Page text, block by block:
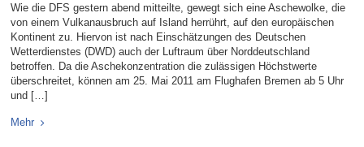
Wie die DFS gestern abend mitteilte, gewegt sich eine Aschewolke, die
von einem Vulkanausbruch auf Island herrührt, auf den europäischen
Kontinent zu. Hiervon ist nach Einschätzungen des Deutschen
Wetterdienstes (DWD) auch der Luftraum über Norddeutschland
betroffen. Da die Aschekonzentration die zulässigen Höchstwerte
überschreitet, können am 25. Mai 2011 am Flughafen Bremen ab 5 Uhr
und […]
Mehr